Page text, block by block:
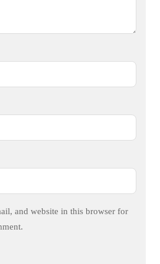
and website in this browser for